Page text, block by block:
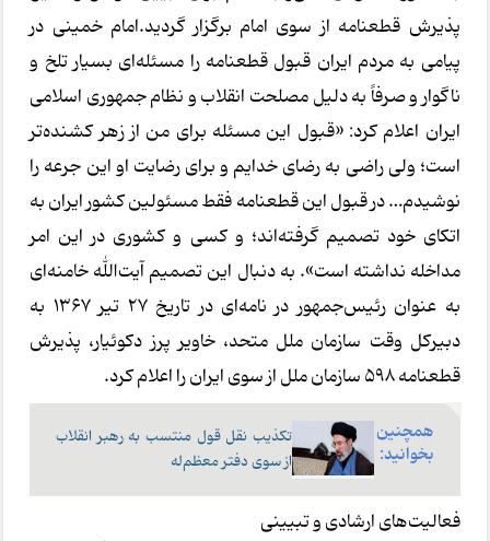
پذیرش قطعنامه از سوی امام برگزار گردید.امام خمینی در
پیامی به مردم ایران قبول قطعنامه را مسئله‌ای بسیار تلخ و
ناگوار و صرفاً به دلیل مصلحت انقلاب و نظام جمهوری اسلامی
ایران اعلام کرد: «قبول این مسئله برای من از زهر کشنده‌تر
است؛ ولی راضی به رضای خدایم و برای رضایت او این جرعه را
نوشیدم… در قبول این قطعنامه فقط مسئولین کشور ایران به
اتکای خود تصمیم گرفته‌اند؛ و کسی و کشوری در این امر
مداخله نداشته است». به دنبال این تصمیم آیت‌الله خامنه‌ای
به عنوان رئیس‌جمهور در نامه‌ای در تاریخ ۲۷ تیر ۱۳۶۷ به
دبیرکل وقت سازمان ملل متحد، خاویر پرز دکوئیار، پذیرش
قطعنامه ۵۹۸ سازمان ملل از سوی ایران را اعلام کرد.
همچنین
بخوانید:
تکذیب نقل قول منتسب به رهبر انقلاب
از سوی دفتر معظم‌له
فعالیت‌های ارشادی و تبیینی